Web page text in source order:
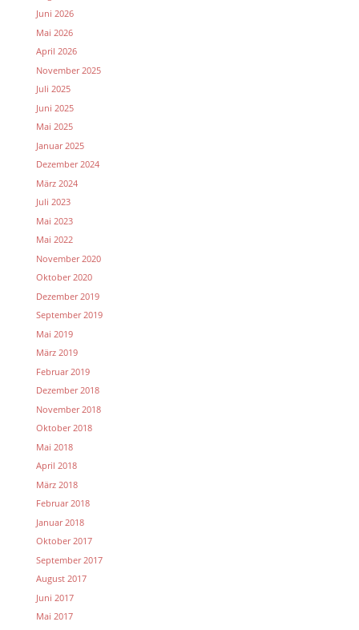
Juni 2026
Mai 2026
April 2026
November 2025
Juli 2025
Juni 2025
Mai 2025
Januar 2025
Dezember 2024
März 2024
Juli 2023
Mai 2023
Mai 2022
November 2020
Oktober 2020
Dezember 2019
September 2019
Mai 2019
März 2019
Februar 2019
Dezember 2018
November 2018
Oktober 2018
Mai 2018
April 2018
März 2018
Februar 2018
Januar 2018
Oktober 2017
September 2017
August 2017
Juni 2017
Mai 2017